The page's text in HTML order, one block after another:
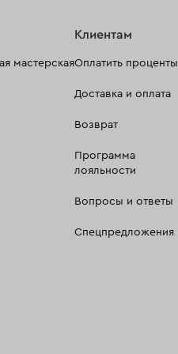
мастерская
Клиентам
Оплатить проценты
Доставка и оплата
Возврат
Программа
лояльности
Вопросы и ответы
Спецпредложения